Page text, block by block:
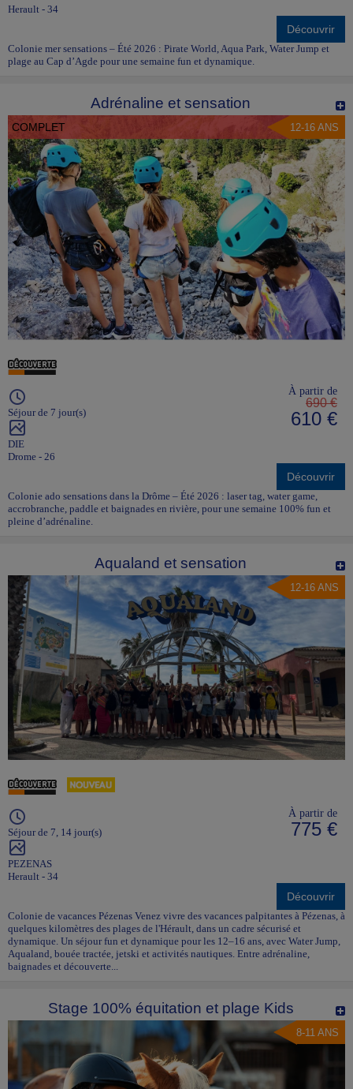
Herault - 34
Découvrir
Colonie mer sensations – Été 2026 : Pirate World, Aqua Park, Water Jump et
plage au Cap d’Agde pour une semaine fun et dynamique.
Adrénaline et sensation
COMPLET 12-16 ANS
Séjour de 7 jour(s)
DIE
Drome - 26
À partir de
690 €
610 €
Découvrir
Colonie ado sensations dans la Drôme – Été 2026 : laser tag, water game,
accrobranche, paddle et baignades en rivière, pour une semaine 100% fun et
pleine d’adrénaline.
Aqualand et sensation
12-16 ANS
Séjour de 7, 14 jour(s)
PEZENAS
Herault - 34
À partir de
775 €
Découvrir
Colonie de vacances Pézenas Venez vivre des vacances palpitantes à Pézenas, à
quelques kilomètres des plages de l'Hérault, dans un cadre sécurisé et
dynamique. Un séjour fun et dynamique pour les 12–16 ans, avec Water Jump,
Aqualand, bouée tractée, jetski et activités nautiques. Entre adrénaline,
baignades et découverte...
Stage 100% équitation et plage Kids
8-11 ANS